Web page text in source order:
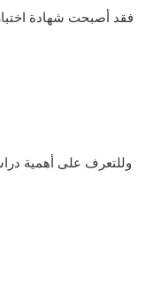
فقد أصبحت شهادة
وللتعرف على أهمية